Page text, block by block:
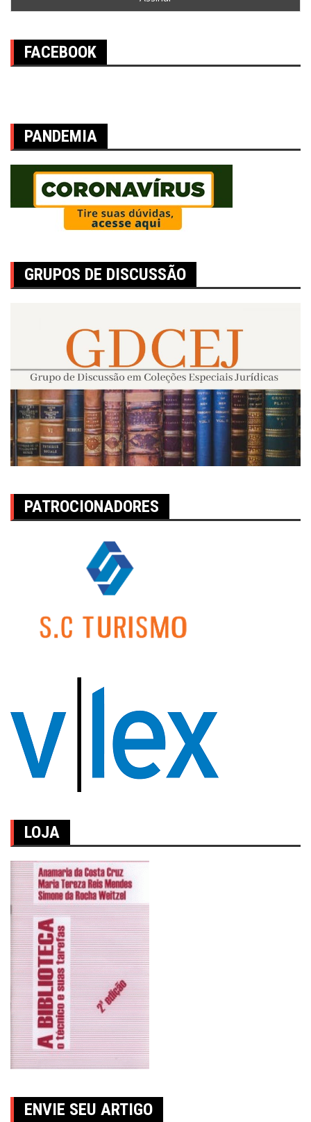
FACEBOOK
PANDEMIA
GRUPOS DE DISCUSSÃO
PATROCIONADORES
LOJA
ENVIE SEU ARTIGO